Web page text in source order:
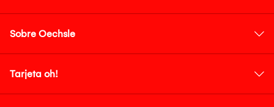
Sobre Oechsle
Tarjeta oh!